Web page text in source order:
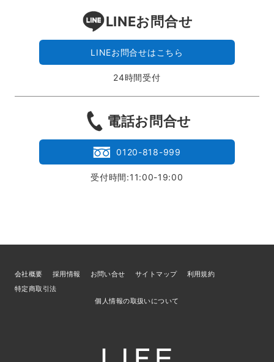
LINEお問合せ
LINEお問合せはこちら
24時間受付
電話お問合せ
0120-818-999
受付時間:11:00-19:00
会社概要 採用情報 お問い合せ サイトマップ
利用規約
特定商取引法
個人情報の取扱いについて